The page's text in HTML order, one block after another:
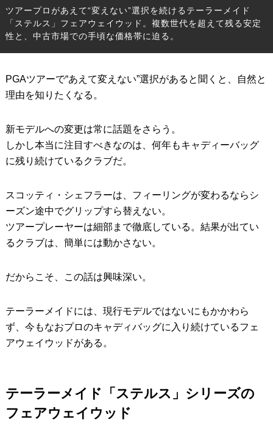
ツアープロがあえて“変えない”選択を続けるテーラーメイド
「ステルス」フェアウェイウッド。複数世代を超えて残る安定
性と、中古市場での手頃な価格帯に迫る。
PGAツアーで“あえて変えない”選択があると聞くと、自然と
理由を知りたくなる。
新モデルへの変更は常に話題をさらう。
しかし本当に注目すべきなのは、何年もキャディーバッグ
に残り続けているクラブだ。
スコッティ・シェフラーは、フィーリングが変わるならシ
ーズン途中でグリップすら替えない。
ツアープレーヤーは細部まで徹底している。結果が出てい
るクラブは、簡単には動かさない。
だからこそ、この話は興味深い。
テーラーメイドには、現行モデルではないにもかかわら
ず、今もなおプロのキャディバッグに入り続けているフェ
アウェイウッドがある。
テーラーメイド「ステルス」シリーズの
フェアウェイウッド
FAIRWAY WOODS フェアウェイウッド
HYBRIDS ハイブリッド
WEDGES ウェッジ
OTHER その他
Editor’s Picks
Our Team 私たちのチーム
Our Mission 私たちの使命
ABOUT US MyGolfSpyJapanとは？